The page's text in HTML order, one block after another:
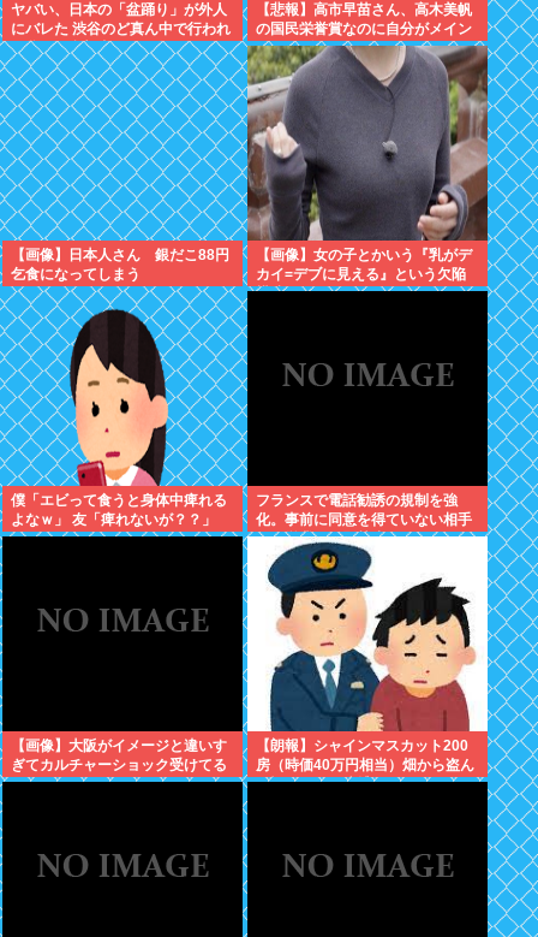
ヤバい、日本の「盆踊り」が外人
にバレた 渋谷のど真ん中で行われ
た盆踊り参加者67000人のうち
20000人が外人、ダンシングヒー
ローに熱狂
【悲報】高市早苗さん、高木美帆
の国民栄誉賞なのに自分がメイン
のPVを公開してしまう
【画像】日本人さん 銀だこ88円
乞食になってしまう
【画像】女の子とかいう『乳がデ
カイ=デブに見える』という欠陥
構造www
僕「エビって食うと身体中痺れる
よなｗ」 友「痺れないが？？」
フランスで電話勧誘の規制を強
化。事前に同意を得ていない相手
への営業を原則禁止
【画像】大阪がイメージと違いす
ぎてカルチャーショック受けてる
【朗報】シャインマスカット200
房（時価40万円相当）畑から盗ん
だ疑いで男を逮捕へ